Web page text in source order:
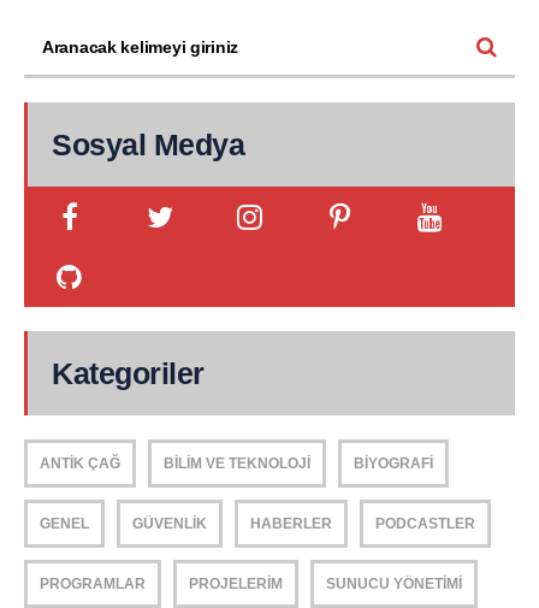
Sosyal Medya
Kategoriler
ANTIK ÇAĞ BILIM VE TEKNOLOJI BIYOGRAFI
GENEL GÜVENLIK HABERLER PODCASTLER
PROGRAMLAR PROJELERIM SUNUCU YÖNETIMI